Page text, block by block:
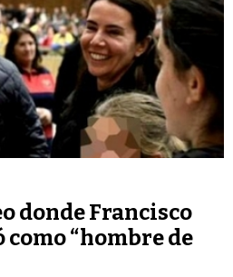
donde Francisco
“hombre de